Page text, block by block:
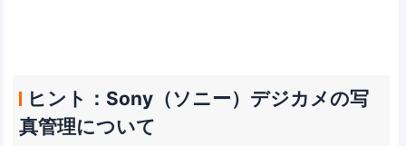
ヒント：Sony（ソニー）デジカメの写
真管理について